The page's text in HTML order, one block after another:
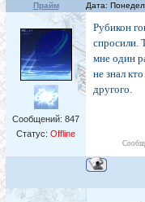
Прайм Дата:
Сообщений: 847
Статус: Offline
Рубикон
спросили.
мне один
не знал
другого.